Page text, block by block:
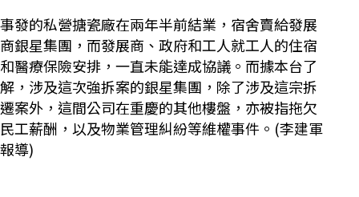
事發的私營搪瓷廠在兩年半前結業，宿舍賣給發展
商銀星集團，而發展商、政府和工人就工人的住宿
和醫療保險安排，一直未能達成協議。而據本台了
解，涉及這次強拆案的銀星集團，除了涉及這宗拆
遷案外，這間公司在重慶的其他樓盤，亦被指拖欠
民工薪酬，以及物業管理糾紛等維權事件。(李建軍
報導)